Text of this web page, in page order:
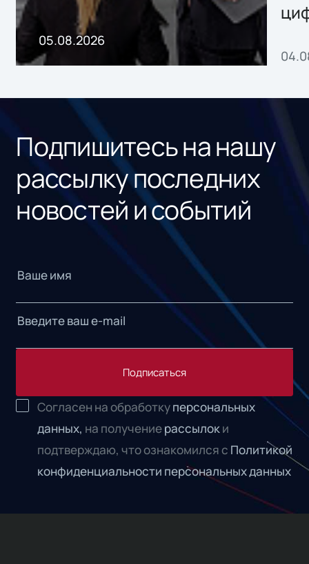
05.08.2026
Подпишитесь на нашу
рассылку последних
новостей и событий
Подписаться
Согласен на обработкуперсональных
данных, на получениерассылоки
подтверждаю, что ознакомился с Политикой
конфиденциальности персональных данных